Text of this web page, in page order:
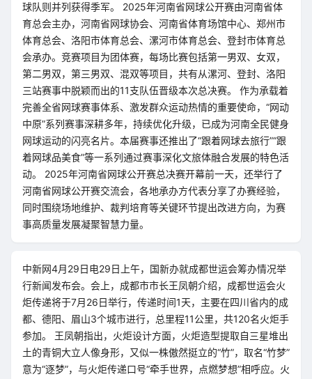
球队则并列获得季军。 2025年河南省网球公开赛由河南省体
育总会主办，河南省网球协会、河南省体育场馆中心、郑州市
体育总会、洛阳市体育总会、漯河市体育总会、登封市体育总
会承办。竞赛项目为团体赛，每场比赛包括第一男双、女双，
第二男双，第三男双、混双等项目，共有从漯河、登封、洛阳
三站赛事中脱颖而出的11支队伍晋级本次总决赛。 作为承载着
完善全省网球赛事体系、激发群众运动热情的重要使命，“网动
中原”系列赛事深耕多年，持续优化升级，已成为河南全民健身
网球运动的闪亮名片。本届赛事还推出了“跟着网球去旅行”“跟
着网球品美食”等一系列通过赛事深化文旅体融合发展的特色活
动。 2025年河南省网球公开赛总决赛开幕前一天，还举行了
河南省网球公开赛交流会，各地承办方代表分享了办赛经验，
同时围绕场地维护、裁判培育等关键环节提出改进方向，为赛
事高质量发展凝聚智慧力量。
中新网4月29日电29日上午，国新办就成都世运会筹办情况举
行新闻发布会。会上，成都市市长王凤朝介绍，成都世运会火
炬传递将于7月26日举行，传递时间1天，主要在四川省内的成
都、德阳、眉山3个城市进行，总里程11公里，共120名火炬手
参加。 王凤朝指出，火炬设计方面，火炬造型提取自三星堆出
土的青铜大立人像身形，又似一株傲然挺立的“竹”，取名“竹梦”
意为“逐梦”，与火炬传递口号“牵手世界，点燃梦想”相呼应。火